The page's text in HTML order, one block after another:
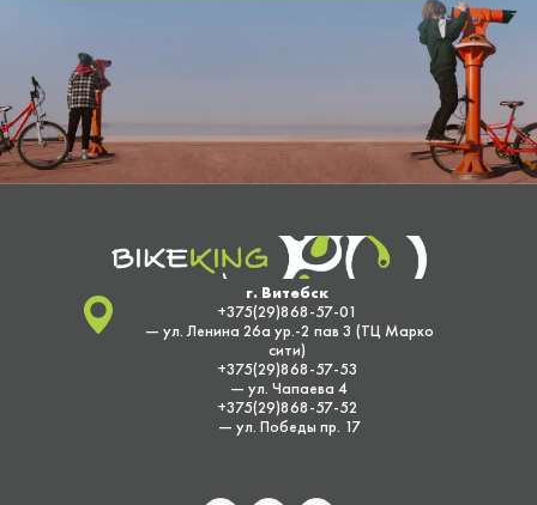
г. Витебск
+375(29)868-57-01
— ул. Ленина 26а ур.-2 пав 3 (ТЦ Марко
сити)
+375(29)868-57-53
— ул. Чапаева 4
+375(29)868-57-52
— ул. Победы пр. 17